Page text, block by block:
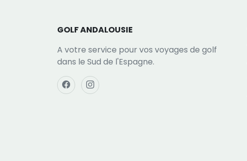
GOLF ANDALOUSIE
A votre service pour vos voyages de golf
dans le Sud de l'Espagne.